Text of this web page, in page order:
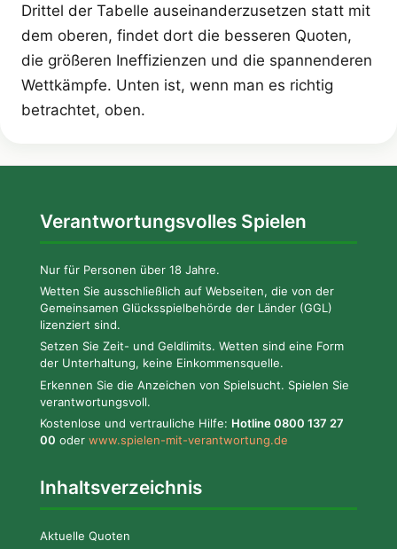
Drittel der Tabelle auseinanderzusetzen statt mit
dem oberen, findet dort die besseren Quoten,
die größeren Ineffizienzen und die spannenderen
Wettkämpfe. Unten ist, wenn man es richtig
betrachtet, oben.
Verantwortungsvolles Spielen
Nur für Personen über 18 Jahre.
Wetten Sie ausschließlich auf Webseiten, die von der
Gemeinsamen Glücksspielbehörde der Länder (GGL)
lizenziert sind.
Setzen Sie Zeit- und Geldlimits. Wetten sind eine Form
der Unterhaltung, keine Einkommensquelle.
Erkennen Sie die Anzeichen von Spielsucht. Spielen Sie
verantwortungsvoll.
Kostenlose und vertrauliche Hilfe: Hotline 0800 137 27
00 oder www.spielen-mit-verantwortung.de
Inhaltsverzeichnis
Aktuelle Quoten